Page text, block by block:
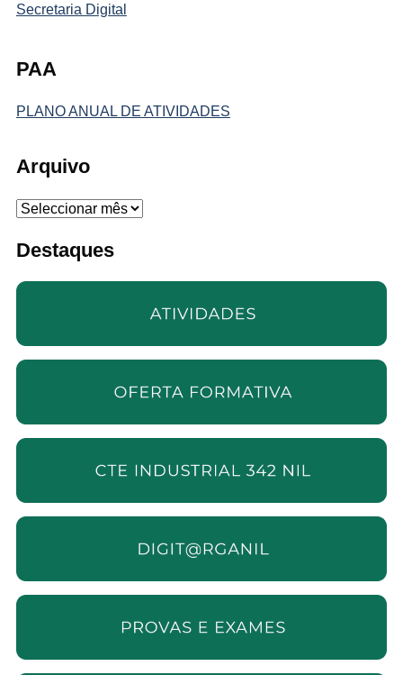
Secretaria Digital
PAA
PLANO ANUAL DE ATIVIDADES
Arquivo
Arquivo
Destaques